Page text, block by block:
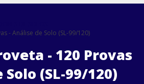
- Análise de Solo (SL-99/120)
- 120 Provas
(SL-99/120)